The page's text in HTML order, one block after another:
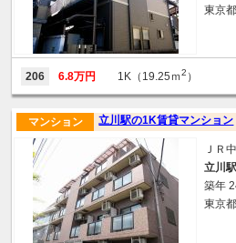
東京
206 6.8万円 1K（19.25ｍ2 ）
立川駅の1K賃貸マンション
マンション
ＪＲ
立川駅
築年
東京